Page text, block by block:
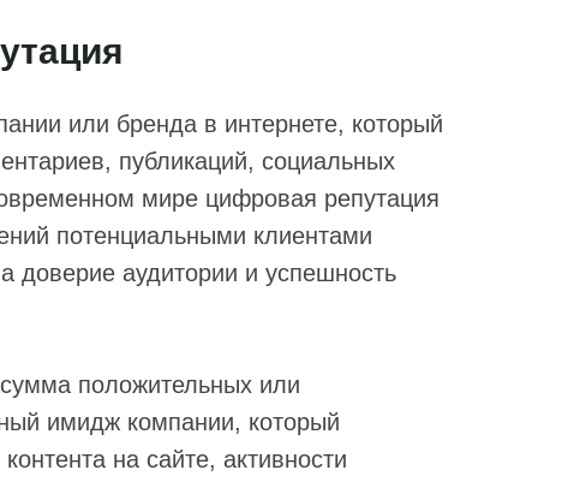
или бренда в интернете, который
публикаций, социальных
мире цифровая репутация
потенциальными клиентами
доверие аудитории и успешность
положительных или
имидж компании, который
на сайте, активности